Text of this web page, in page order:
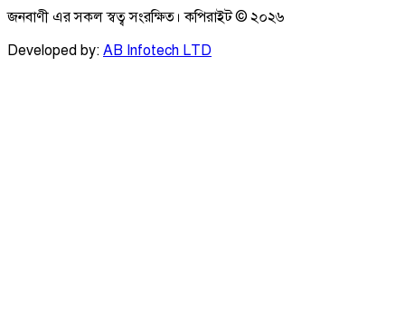
জনবাণী এর সকল স্বত্ব সংরক্ষিত। কপিরাইট © ২০২৬
Developed by: AB Infotech LTD